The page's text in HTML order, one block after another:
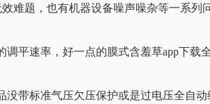
题，也有机器设备噪声噪杂等一系
平速率，好一点的膜式含羞草app下载
没带标准气压欠压保护或是过电压全自